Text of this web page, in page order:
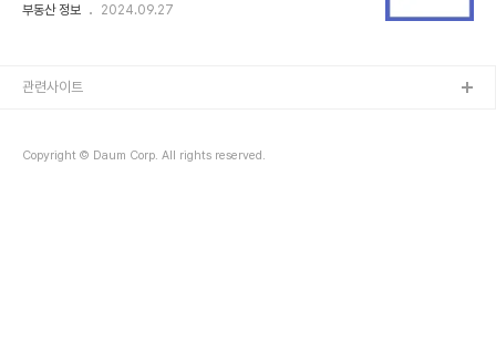
는 시세보다 저렴하게 부동산을 매수할 수 있다는 장점이 있죠. 하지만
보시면 경매에 대한 전반적인 이해가 팍팍 되실 겁니다. 경매란 무엇일
경매로 나눌 수 있는데요.강제경..
부동산 정보 2024.09.27
Copyright © Daum Corp. All rights reserved.
관련사이트